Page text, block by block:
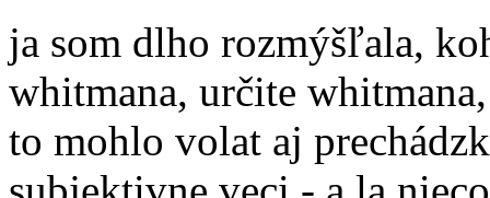
ja som dlho rozmýšľala,
whitmana, určite
to mohlo volat aj